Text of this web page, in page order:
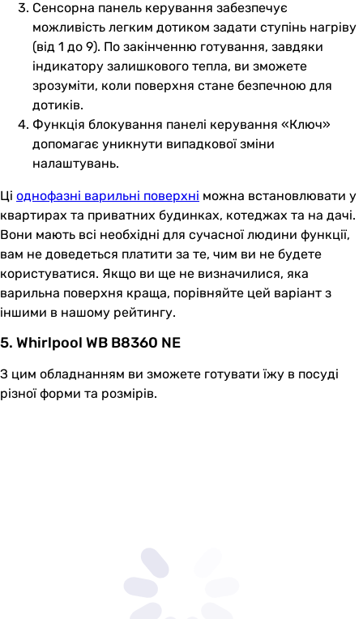
Сенсорна панель керування забезпечує
можливість легким дотиком задати ступінь нагріву
(від 1 до 9). По закінченню готування, завдяки
індикатору залишкового тепла, ви зможете
зрозуміти, коли поверхня стане безпечною для
дотиків.
Функція блокування панелі керування «Ключ»
допомагає уникнути випадкової зміни
налаштувань.
Ці однофазні варильні поверхні можна встановлювати у
квартирах та приватних будинках, котеджах та на дачі.
Вони мають всі необхідні для сучасної людини функції,
вам не доведеться платити за те, чим ви не будете
користуватися. Якщо ви ще не визначилися, яка
варильна поверхня краща, порівняйте цей варіант з
іншими в нашому рейтингу.
5. Whirlpool WB B8360 NE
З цим обладнанням ви зможете готувати їжу в посуді
різної форми та розмірів.